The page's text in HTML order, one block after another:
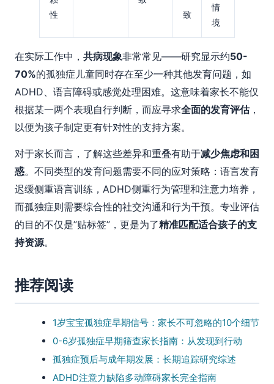
性
致
情
境
在实际工作中， 共病现象非常常见——研究显示约50-
70%的孤独症儿童同时存在至少一种其他发育问题，如
ADHD、语言障碍或感觉处理困难。这意味着家长不能仅
根据某一两个表现自行判断，而应寻求全面的发育评估，
以便为孩子制定更有针对性的支持方案。
对于家长而言，了解这些差异和重叠有助于减少焦虑和困
惑。不同类型的发育问题需要不同的应对策略：语言发育
迟缓侧重语言训练，ADHD侧重行为管理和注意力培养，
而孤独症则需要综合性的社交沟通和行为干预。专业评估
的目的不仅是”贴标签”，更是为了精准匹配适合孩子的支
持资源。
推荐阅读
1岁宝宝孤独症早期信号：家长不可忽略的10个细节
0-6岁孤独症早期筛查家长指南：从发现到行动
孤独症预后与成年期发展：长期追踪研究综述
ADHD注意力缺陷多动障碍家长完全指南